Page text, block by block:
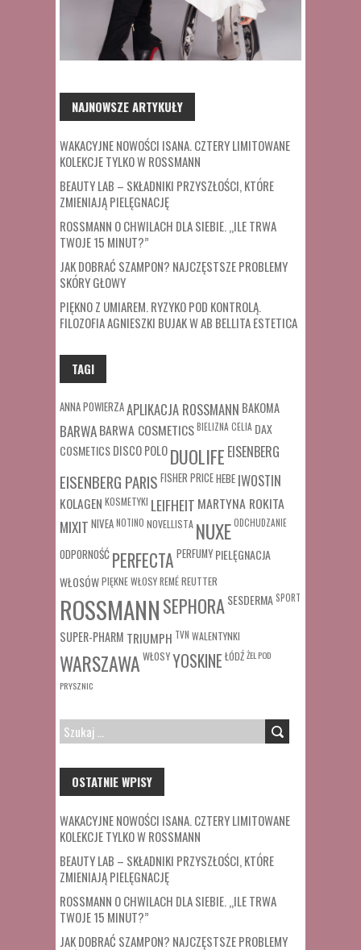
NAJNOWSZE ARTYKUŁY
WAKACYJNE NOWOŚCI ISANA. CZTERY LIMITOWANE
KOLEKCJE TYLKO W ROSSMANN
BEAUTY LAB – SKŁADNIKI PRZYSZŁOŚCI, KTÓRE
ZMIENIAJĄ PIELĘGNACJĘ
ROSSMANN O CHWILACH DLA SIEBIE. „ILE TRWA
TWOJE 15 MINUT?”
JAK DOBRAĆ SZAMPON? NAJCZĘSTSZE PROBLEMY
SKÓRY GŁOWY
PIĘKNO Z UMIAREM. RYZYKO POD KONTROLĄ.
FILOZOFIA AGNIESZKI BUJAK W AB BELLITA ESTETICA
TAGI
ANNA POWIERZAAPLIKACJA ROSSMANN BAKOMA
BARWABARWA COSMETICSBIELIZNACELIA DAX
COSMETICSDISCO POLODUOLIFE EISENBERG
EISENBERG PARIS FISHER PRICEHEBE IWOSTIN
KOLAGEN KOSMETYKI LEIFHEIT MARTYNA ROKITA
MIXIT NIVEANOTINO NOVELLISTA NUXEODCHUDZANIE
ODPORNOŚĆ PERFECTA PERFUMY PIELĘGNACJA
WŁOSÓWPIĘKNE WŁOSYREMÉREUTTER
ROSSMANNSEPHORASESDERMA SPORT
SUPER-PHARM TRIUMPH TVN WALENTYNKI
WARSZAWA WŁOSYYOSKINE ŁÓDŹŻEL POD
PRYSZNIC
SZUKAJ:
OSTATNIE WPISY
WAKACYJNE NOWOŚCI ISANA. CZTERY LIMITOWANE
KOLEKCJE TYLKO W ROSSMANN
BEAUTY LAB – SKŁADNIKI PRZYSZŁOŚCI, KTÓRE
ZMIENIAJĄ PIELĘGNACJĘ
ROSSMANN O CHWILACH DLA SIEBIE. „ILE TRWA
TWOJE 15 MINUT?”
JAK DOBRAĆ SZAMPON? NAJCZĘSTSZE PROBLEMY